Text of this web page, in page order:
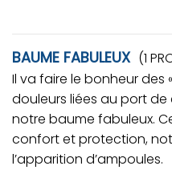
BAUME FABULEUX (1
Il va faire le bonheur des
douleurs liées au port
notre baume fabuleux.
confort et protection,
l’apparition d’ampoules.